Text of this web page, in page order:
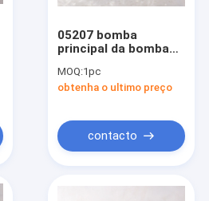
05207 bomba
principal da bomba
Hydraulic Pumps For
R305 da máquina
9C00
MOQ:1pc
obtenha o ultimo preço
contacto